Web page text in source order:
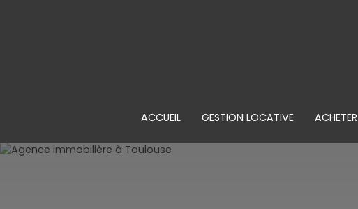
ACCUEIL GESTION LOCATIVE ACHETER